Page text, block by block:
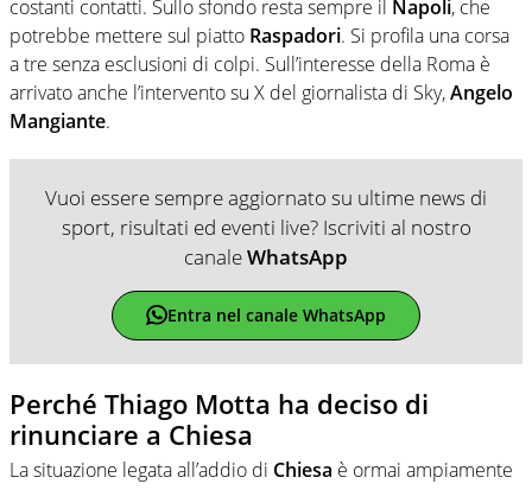
costanti contatti. Sullo sfondo resta sempre il Napoli, che
potrebbe mettere sul piatto Raspadori. Si profila una corsa
a tre senza esclusioni di colpi. Sull’interesse della Roma è
arrivato anche l’intervento su X del giornalista di Sky,Angelo
Mangiante.
Vuoi essere sempre aggiornato su ultime news di
sport, risultati ed eventi live? Iscriviti al nostro
canaleWhatsApp
Entra nel canale WhatsApp
Perché Thiago Motta ha deciso di
rinunciare a Chiesa
La situazione legata all’addio di Chiesa è ormai ampiamente